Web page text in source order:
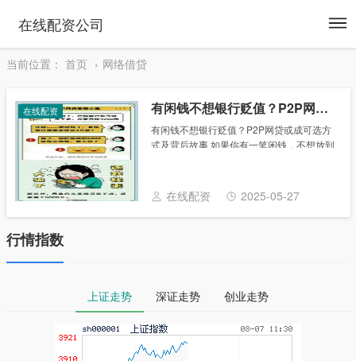
在线配资公司
当前位置： 首页 网络借贷
在线配资 有闲钱不想银行贬值？P2P网贷或成可选方式及背后故事
有闲钱不想银行贬值？P2P网贷或成可选方
式及背后故事 如果你有一笔闲钱，不想放到
的小额贷款交易。目前国内已有2000余......
在线配资 2025-05-27
行情指数
上证走势 深证走势 创业走势